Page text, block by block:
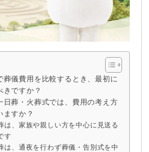
葬儀費用を比較するとき、最初に
きですか？
日葬・火葬式では、費用の考え方
ますか？
は、家族や親しい方を中心に見送る
す
は、通夜を行わず葬儀・告別式を中